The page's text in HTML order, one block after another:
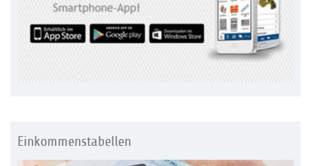
Einkommenstabellen